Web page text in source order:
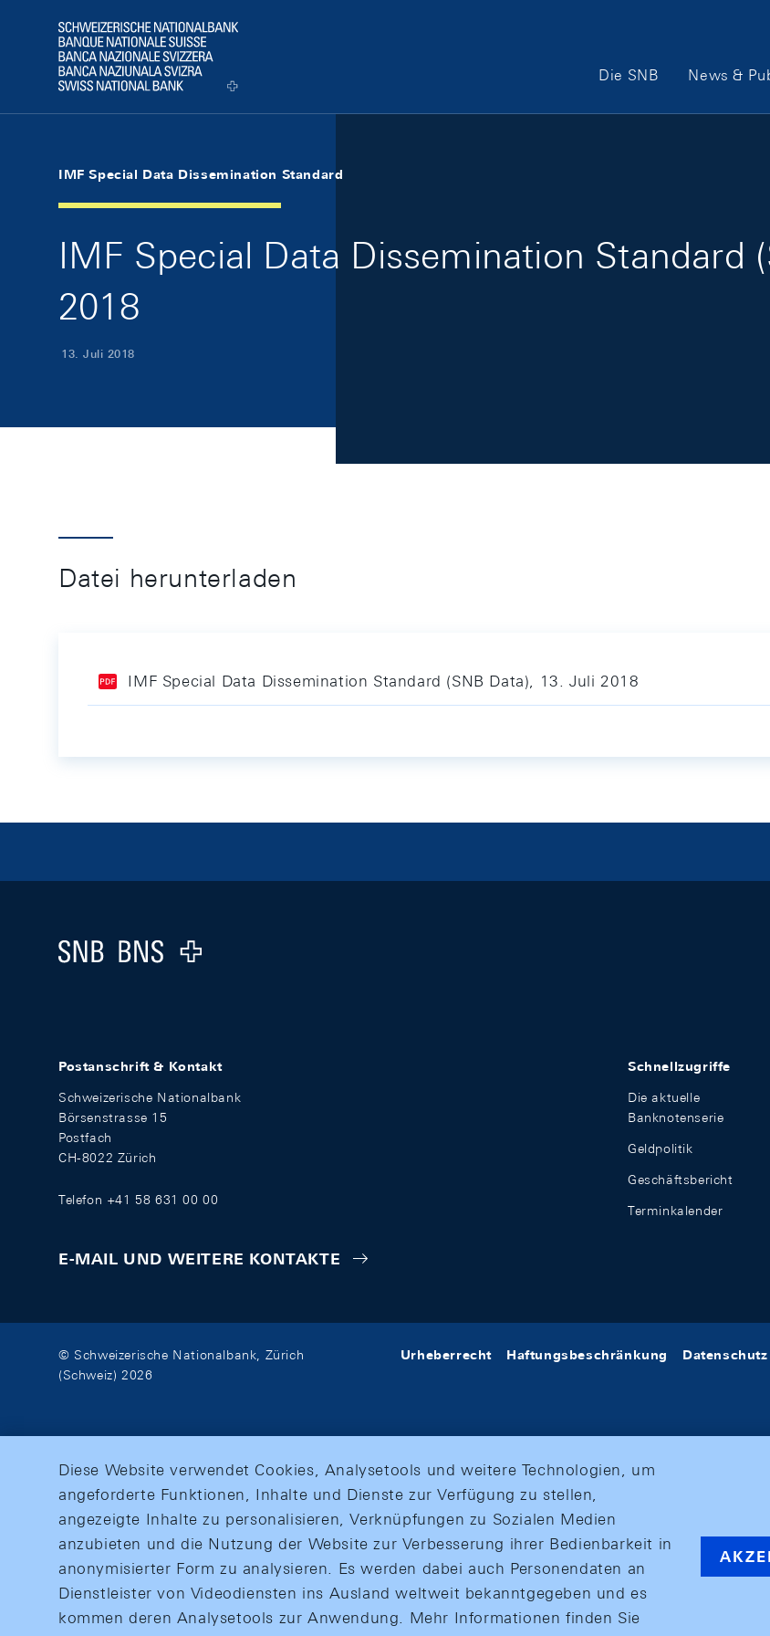
Logo
Hauptnavigation
Die SNB News &
IMF Special Data Dissemination Standard
IMF Special Data Dissemination Standard
2018
13. Juli 2018
Datei herunterladen
IMF Special Data Dissemination Standard (SNB Data), 13. Juli 2018
Logo
Postanschrift & Kontakt
Schweizerische Nationalbank
Börsenstrasse 15
Postfach
CH-8022 Zürich
Telefon +41 58 631 00 00
E-MAIL UND WEITERE KONTAKTE
Schnellzugriffe
Die aktuelle
Banknotenserie
Geldpolitik
Geschäftsbericht
Terminkalender
© Schweizerische Nationalbank, Zürich
(Schweiz) 2026
Urheberrecht Haftungsbeschränkung Datenschutz
Diese Website verwendet Cookies, Analysetools und weitere Technologien, um
angeforderte Funktionen, Inhalte und Dienste zur Verfügung zu stellen,
angezeigte Inhalte zu personalisieren, Verknüpfungen zu Sozialen Medien
anzubieten und die Nutzung der Website zur Verbesserung ihrer Bedienbarkeit in
anonymisierter Form zu analysieren. Es werden dabei auch Personendaten an
Dienstleister von Videodiensten ins Ausland weltweit bekanntgegeben und es
kommen deren Analysetools zur Anwendung. Mehr Informationen finden Sie